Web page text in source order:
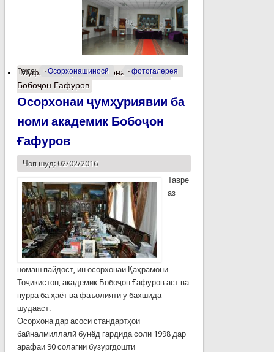
Tags: Осорхонашиносӣ фотогалерея
Муфассалтаро Осорхонаи академик
Бобоҷон Ғафуров
Осорхонаи ҷумҳуриявии ба
номи академик Бобоҷон
Ғафуров
Чоп шуд: 02/02/2016
Тавре
аз
номаш пайдост, ин осорхонаи Қаҳрамони
Тоҷикистон, академик Бобоҷон Ғафуров аст ва
пурра ба ҳаёт ва фаъолияти ӯ бахшида
шудааст.
Осорхона дар асоси стандартҳои
байналмиллалӣ бунёд гардида соли 1998 дар
арафаи 90 солагии бузургдошти